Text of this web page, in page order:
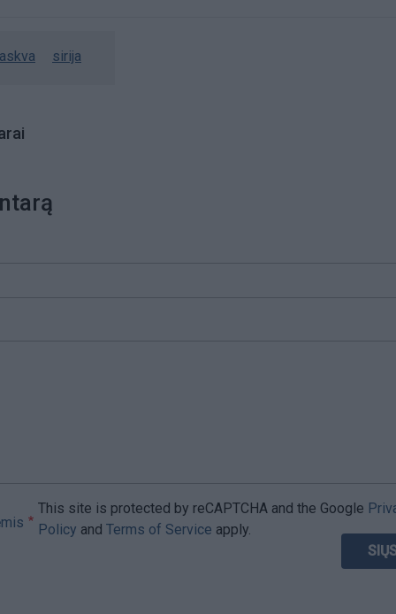
sirija
This site is protected by reCAPTCHA and the Google
Policy and Terms of Service apply.